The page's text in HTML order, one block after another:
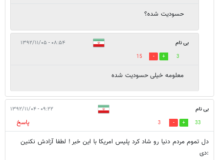
حسودیت شده؟
بی نام ۰۸:۵۴ - ۱۳۹۲/۱۱/۰۵
3
15
معلومه خیلی حسودیت شده
بی نام ۰۹:۲۲ - ۱۳۹۲/۱۱/۰۴
33
3
پاسخ
دل تموم مردم دنیا رو شاد کرد پلیس امریکا با این خبر ! لطفا آزادش نکنین
:دی